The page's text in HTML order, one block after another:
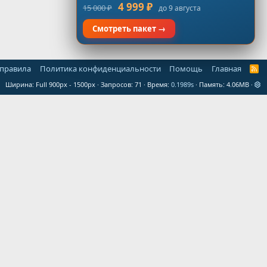
Политика конфиденциальности Помощь Главная
R
S
Ширина Запросов 71 Время 0.1989s Память 4.06MB
15 000 ₽ 4 999 ₽ до 9 августа
Смотреть пакет →